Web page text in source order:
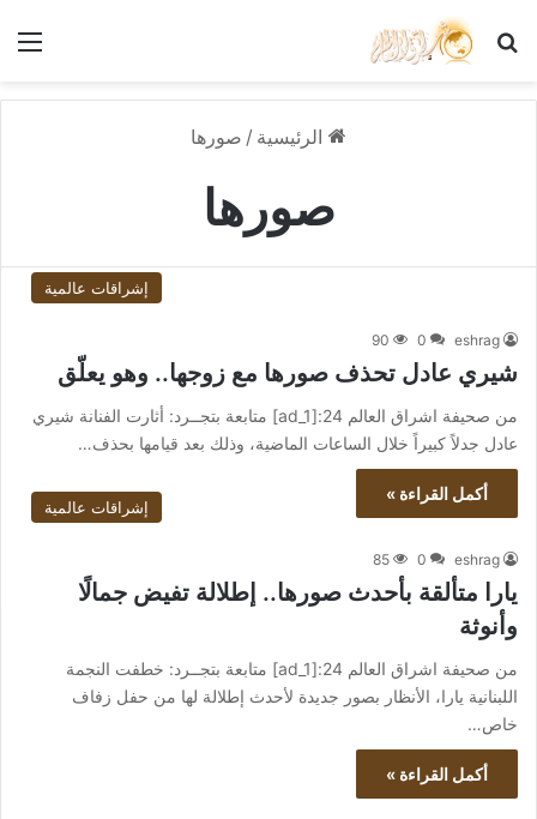
بحث عن
الرئيسية / صورها
صورها
إشراقات عالمية
eshrag
0
90
شيري عادل تحذف صورها مع زوجها.. وهو يعلّق
من صحيفة اشراق العالم 24:[ad_1] متابعة بتجــرد: أثارت الفنانة شيري
عادل جدلاً كبيراً خلال الساعات الماضية، وذلك بعد قيامها بحذف…
أكمل القراءة »
إشراقات عالمية
eshrag
0
85
يارا متألقة بأحدث صورها.. إطلالة تفيض جمالًا
وأنوثة
من صحيفة اشراق العالم 24:[ad_1] متابعة بتجــرد: خطفت النجمة
اللبنانية يارا، الأنظار بصور جديدة لأحدث إطلالة لها من حفل زفاف
خاص…
أكمل القراءة »